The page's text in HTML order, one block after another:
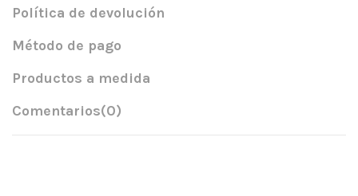
Política de devolución
Método de pago
Productos a medida
Comentarios(0)